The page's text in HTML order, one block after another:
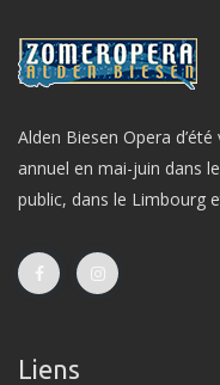
Alden Biesen Opera
annuel en mai-juin dans
public, dans le Limbourg
Liens